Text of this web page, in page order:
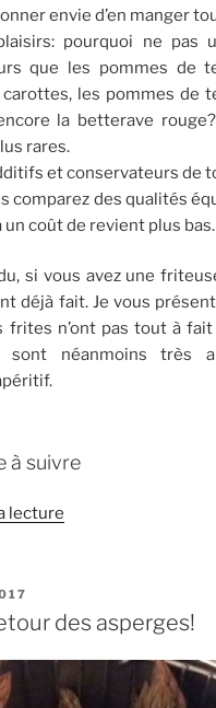
envie d’en manger
pourquoi ne pas
que les pommes de
les pommes de
la betterave
rares.
et conservateurs de
comparez des qualités
coût de revient plus bas.
si vous avez une
déjà fait. Je vous
frites n’ont pas tout à
sont néanmoins très
à suivre
lecture
vous:
de
des asperges!